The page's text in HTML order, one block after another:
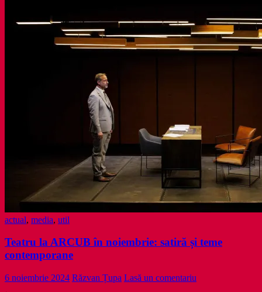
actual, media, util
Teatru la ARCUB în noiembrie: satiră și teme
contemporane
6 noiembrie 2024 Răzvan Țupa Lasă un comentariu